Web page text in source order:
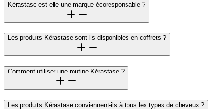
Kérastase est-elle une marque écoresponsable ?
Les produits Kérastase sont-ils disponibles en coffrets ?
Comment utiliser une routine Kérastase ?
Les produits Kérastase conviennent-ils à tous les types de cheveux ?